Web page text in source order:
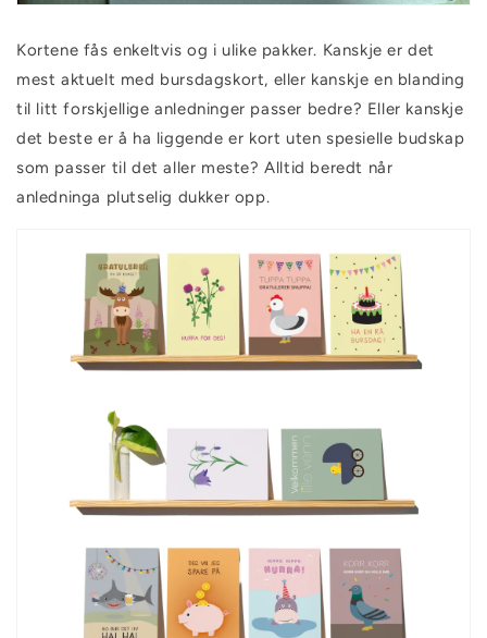
Kortene fås enkeltvis og i ulike pakker. Kanskje er det
mest aktuelt med bursdagskort, eller kanskje en blanding
til litt forskjellige anledninger passer bedre? Eller kanskje
det beste er å ha liggende er kort uten spesielle budskap
som passer til det aller meste? Alltid beredt når
anledninga plutselig dukker opp.